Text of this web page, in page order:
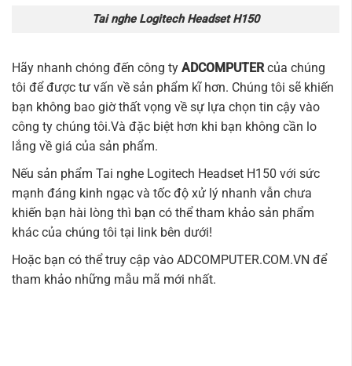
Tai nghe Logitech Headset H150
Hãy nhanh chóng đến công ty ADCOMPUTERcủa chúng
tôi để được tư vấn về sản phẩm kĩ hơn. Chúng tôi sẽ khiến
bạn không bao giờ thất vọng về sự lựa chọn tin cậy vào
công ty chúng tôi.Và đặc biệt hơn khi bạn không cần lo
lắng về giá của sản phẩm.
Nếu sản phẩm Tai nghe Logitech Headset H150 với sức
mạnh đáng kinh ngạc và tốc độ xử lý nhanh vẫn chưa
khiến bạn hài lòng thì bạn có thể tham khảo sản phẩm
khác của chúng tôi tại link bên dưới!
Hoặc bạn có thể truy cập vào ADCOMPUTER.COM.VN để
tham khảo những mẫu mã mới nhất.